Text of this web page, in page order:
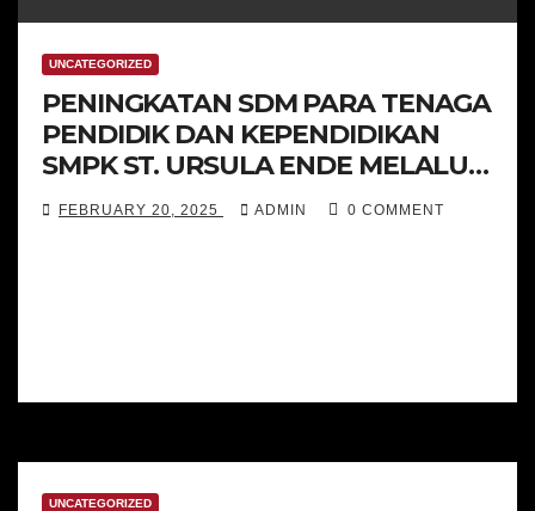
UNCATEGORIZED
PENINGKATAN SDM PARA TENAGA
PENDIDIK DAN KEPENDIDIKAN
SMPK ST. URSULA ENDE MELALUI
PELATIHAN CLASSROOM
MANAGEMENT
FEBRUARY 20, 2025 ADMIN 0 COMMENT
UNCATEGORIZED